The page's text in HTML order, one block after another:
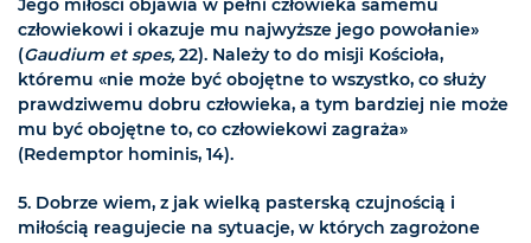
Jego miłości objawia w pełni człowieka samemu
człowiekowi i okazuje mu najwyższe jego powołanie»
(Gaudium et spes,22). Należy to do misji Kościoła,
któremu «nie może być obojętne to wszystko, co służy
prawdziwemu dobru człowieka, a tym bardziej nie może
mu być obojętne to, co człowiekowi zagraża»
(Redemptor hominis, 14).
5. Dobrze wiem, z jak wielką pasterską czujnością i
miłością reagujecie na sytuacje, w których zagrożone